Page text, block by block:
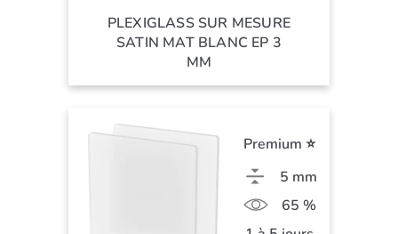
PLEXIGLASS SUR MESURE
SATIN MAT BLANC EP 3
MM
Premium ⭐
5 mm
65 %